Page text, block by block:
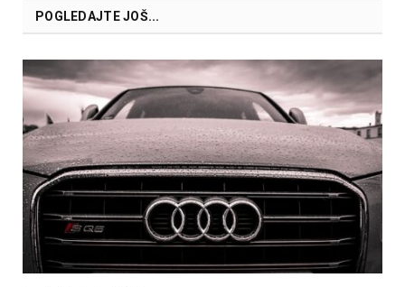
POGLEDAJTE JOŠ...